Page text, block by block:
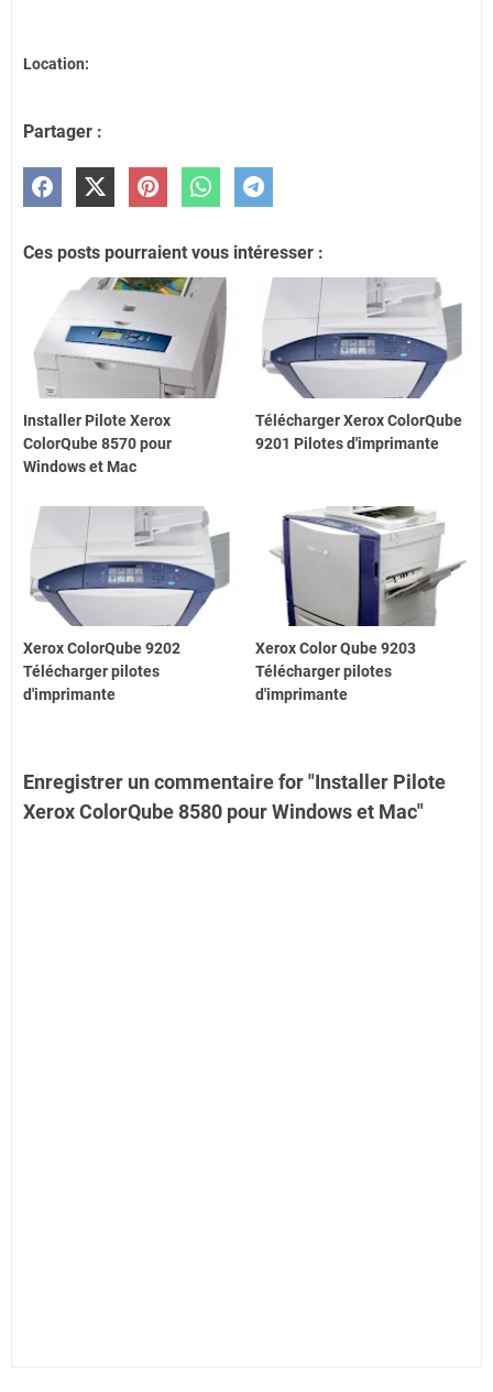
Location:
Partager :
Ces posts pourraient vous intéresser :
Installer Pilote Xerox
ColorQube 8570 pour
Windows et Mac
Télécharger Xerox ColorQube
9201 Pilotes d'imprimante
Xerox ColorQube 9202
Télécharger pilotes
d'imprimante
Xerox Color Qube 9203
Télécharger pilotes
d'imprimante
Enregistrer un commentaire for "Installer Pilote
Xerox ColorQube 8580 pour Windows et Mac"